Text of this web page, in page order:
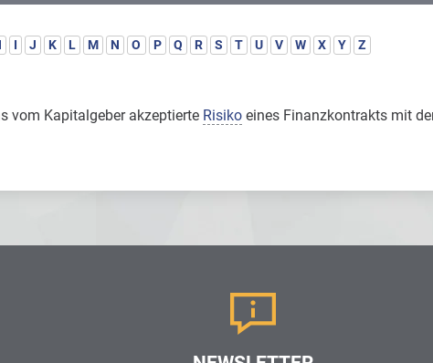
I J K L M N O P Q R S T U V W X Y Z
vom Kapitalgeber akzeptierte Risiko eines Finanzkontrakts mit